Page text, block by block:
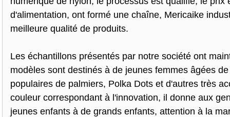
d'alimentation, ont formé une chaîne, Mericaike
meilleure qualité de produits.
Les échantillons présentés par notre société ont
modèles sont destinés à de jeunes femmes âgées
populaires de palmiers, Polka Dots et d'autres très
couleur correspondant à l'innovation, il donne aux
jeunes enfants à de grands enfants, attention à la